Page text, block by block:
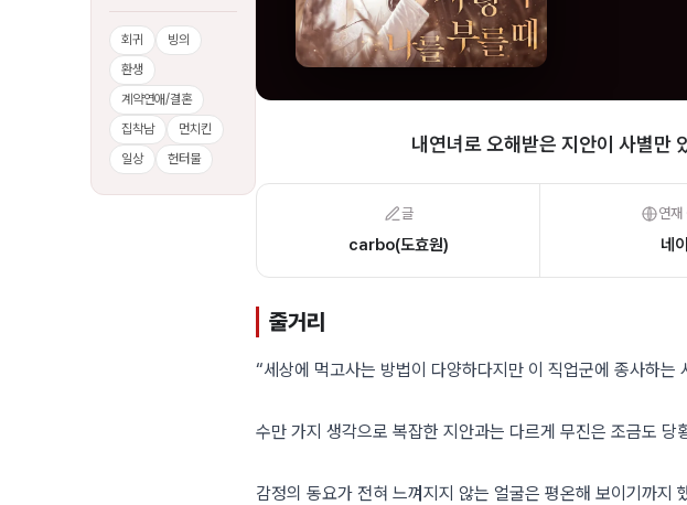
회귀
빙의
환생
계약연애/결혼
집착남
먼치킨
일상
헌터물
내연녀로 오해받은 지안이 사별만
글
carbo(도효원)
연재
네
줄거리
“세상에 먹고사는 방법이 다양하다지만 이 직업군에 종사하는
수만 가지 생각으로 복잡한 지안과는 다르게 무진은 조금도 당
감정의 동요가 전혀 느껴지지 않는 얼굴은 평온해 보이기까지